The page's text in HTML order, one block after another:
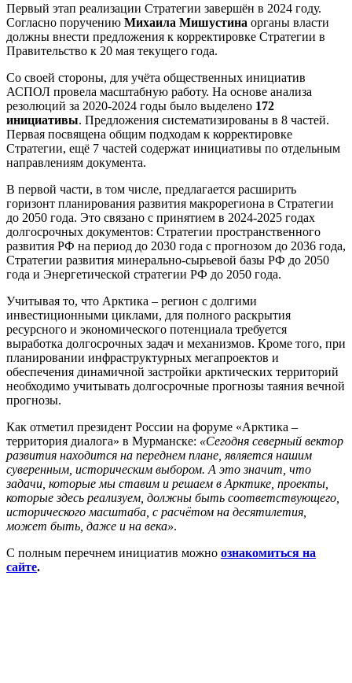
Первый этап реализации Стратегии завершён в 2024 году.
Согласно поручению Михаила Мишустина органы власти
должны внести предложения к корректировке Стратегии в
Правительство к 20 мая текущего года.
Со своей стороны, для учёта общественных инициатив
АСПОЛ провела масштабную работу. На основе анализа
резолюций за 2020-2024 годы было выделено 172
инициативы. Предложения систематизированы в 8 частей.
Первая посвящена общим подходам к корректировке
Стратегии, ещё 7 частей содержат инициативы по отдельным
направлениям документа.
В первой части, в том числе, предлагается расширить
горизонт планирования развития макрорегиона в Стратегии
до 2050 года. Это связано с принятием в 2024-2025 годах
долгосрочных документов: Стратегии пространственного
развития РФ на период до 2030 года с прогнозом до 2036 года,
Стратегии развития минерально-сырьевой базы РФ до 2050
года и Энергетической стратегии РФ до 2050 года.
Учитывая то, что Арктика – регион с долгими
инвестиционными циклами, для полного раскрытия
ресурсного и экономического потенциала требуется
выработка долгосрочных задач и механизмов. Кроме того, при
планировании инфраструктурных мегапроектов и
обеспечения динамичной застройки арктических территорий
необходимо учитывать долгосрочные прогнозы таяния вечной
прогнозы.
Как отметил президент России на форуме «Арктика –
территория диалога» в Мурманске: «Сегодня северный вектор
развития находится на переднем плане, является нашим
суверенным, историческим выбором. А это значит, что
задачи, которые мы ставим и решаем в Арктике, проекты,
которые здесь реализуем, должны быть соответствующего,
исторического масштаба, с расчётом на десятилетия,
может быть, даже и на века».
С полным перечнем инициатив можно ознакомиться на
сайте.